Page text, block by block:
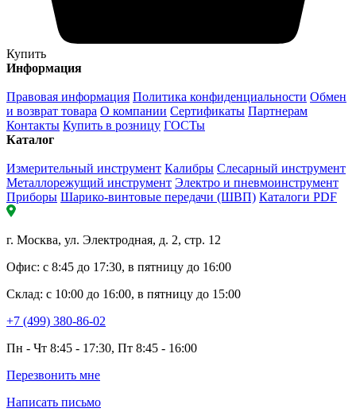
Купить
Информация
Правовая информация Политика конфиденциальности Обмен
и возврат товара О компании Сертификаты Партнерам
Контакты Купить в розницу ГОСТы
Каталог
Измерительный инструмент Калибры Слесарный инструмент
Металлорежущий инструмент Электро и пневмоинструмент
Приборы Шарико-винтовые передачи (ШВП) Каталоги PDF
г. Москва, ул. Электродная, д. 2, стр. 12
Офис: с 8:45 до 17:30, в пятницу до 16:00
Склад: с 10:00 до 16:00, в пятницу до 15:00
+7 (499) 380-86-02
Пн - Чт 8:45 - 17:30, Пт 8:45 - 16:00
Перезвонить мне
Написать письмо